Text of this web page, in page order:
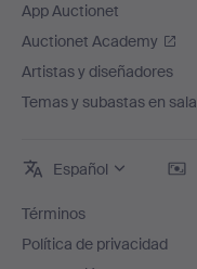
App Auctionet
Auctionet Academy
Artistas y diseñadores
Temas y subastas en sala
Español
Términos
Política de privacidad